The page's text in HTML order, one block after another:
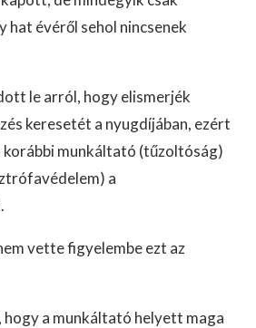
évéről sehol nincsenek
le arról, hogy elismerjék
keresetét a nyugdíjában, ezért
korábbi munkáltató (tűzoltóság)
a
vette figyelembe ezt az
a munkáltató helyett maga